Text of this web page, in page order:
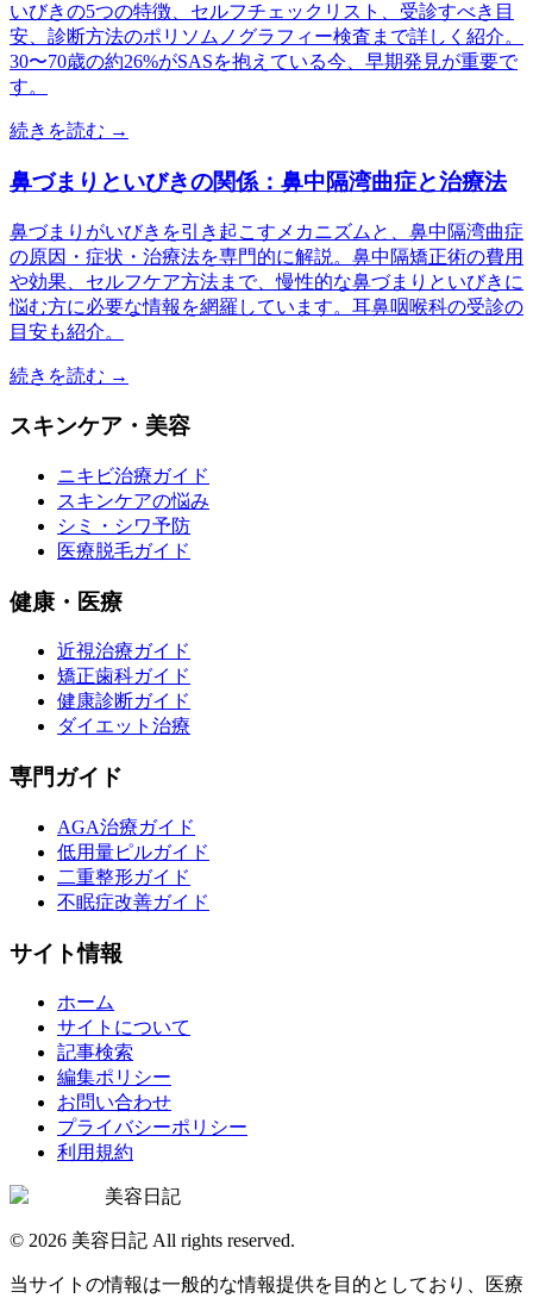
いびきの5つの特徴、セルフチェックリスト、受診すべき目
安、診断方法のポリソムノグラフィー検査まで詳しく紹介。
30〜70歳の約26%がSASを抱えている今、早期発見が重要で
す。
続きを読む →
鼻づまりといびきの関係：鼻中隔湾曲症と治療法
鼻づまりがいびきを引き起こすメカニズムと、鼻中隔湾曲症
の原因・症状・治療法を専門的に解説。鼻中隔矯正術の費用
や効果、セルフケア方法まで、慢性的な鼻づまりといびきに
悩む方に必要な情報を網羅しています。耳鼻咽喉科の受診の
目安も紹介。
続きを読む →
スキンケア・美容
ニキビ治療ガイド
スキンケアの悩み
シミ・シワ予防
医療脱毛ガイド
健康・医療
近視治療ガイド
矯正歯科ガイド
健康診断ガイド
ダイエット治療
専門ガイド
AGA治療ガイド
低用量ピルガイド
二重整形ガイド
不眠症改善ガイド
サイト情報
ホーム
サイトについて
記事検索
編集ポリシー
お問い合わせ
プライバシーポリシー
利用規約
美容日記
© 2026 美容日記 All rights reserved.
当サイトの情報は一般的な情報提供を目的としており、医療